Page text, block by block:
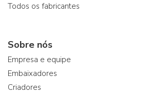
Todos os fabricantes
Sobre nós
Empresa e equipe
Embaixadores
Criadores